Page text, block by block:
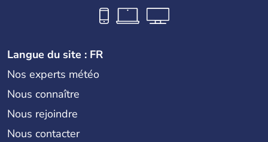
Langue du site : FR
Nos experts météo
Nous connaître
Nous rejoindre
Nous contacter